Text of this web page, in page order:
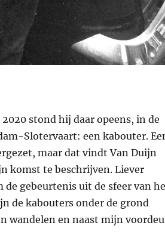
stond hij daar opeens, in de
Slotervaart: een kabouter.
maar dat vindt Van Duijn
komst te beschrijven. Liever
gebeurtenis uit de sfeer van
de kabouters onder de grond
wandelen en naast mijn